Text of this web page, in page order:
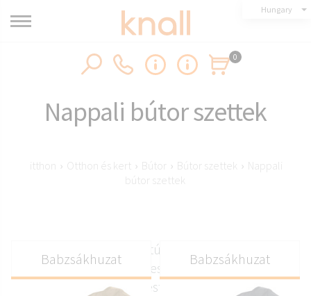
Hungary
0
Nappali bútor szettek
itthon › Otthon és kert › Bútor › Bútor szettek › Nappali
bútor szettek
Nappali bútorgarnitúrák, amelyeket úgy
terveztek, hogy egységes, kényelmes és stílusos
belső elrendezést hozzanak létre
Babzsákhuzat Babzsákhuzat